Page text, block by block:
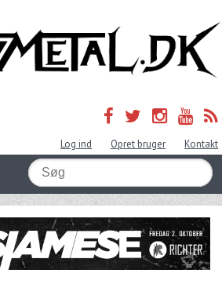
Log ind Opret bruger Kontakt